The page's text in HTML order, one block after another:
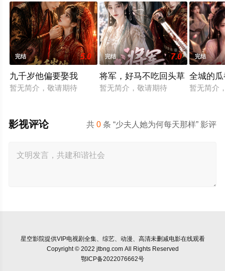
完结 5.0
九千岁他偏要娶我
暂无简介，敬请期待
完结 7.0
将军，好马不吃回头草
暂无简介，敬请期待
完结
全城的
暂无简介
共0 条 “少夫人她为何每天那样” 影评
影视评论
星空影院提供VIP电视剧全集、综艺、动漫、高清未删减电影在线观看
Copyright © 2022 jtbng.com All Rights Reserved
鄂ICP备2022076662号